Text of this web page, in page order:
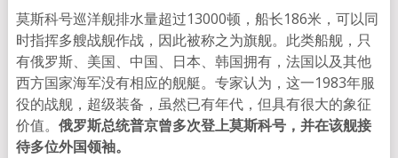
莫斯科号巡洋舰排水量超过13000顿，船长186米，可以同
时指挥多艘战舰作战，因此被称之为旗舰。此类船舰，只
有俄罗斯、美国、中国、日本、韩国拥有，法国以及其他
西方国家海军没有相应的舰艇。专家认为，这一1983年服
役的战舰，超级装备，虽然已有年代，但具有很大的象征
价值。 俄罗斯总统普京曾多次登上莫斯科号，并在该舰接
待多位外国领袖。